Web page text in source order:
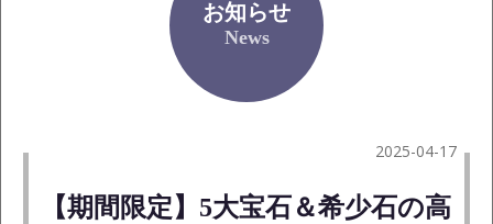
お知らせ
News
2025-04-17
【期間限定】5大宝石＆希少石の高